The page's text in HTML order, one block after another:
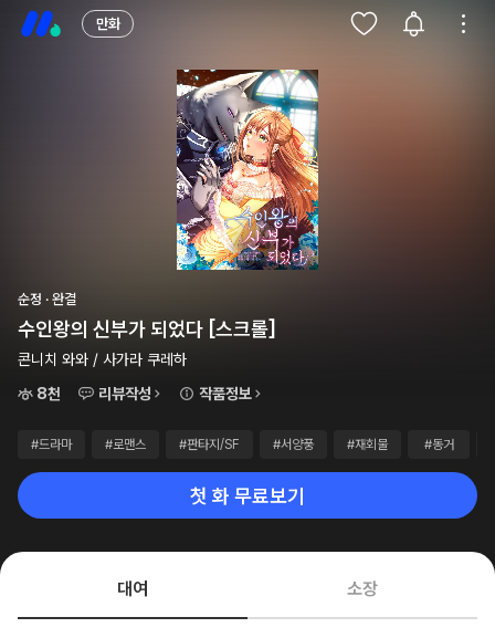
만화
순정 · 완결
수인왕의 신부가 되었다 [스크롤]
콘니치 와와 / 사가라 쿠레하
8천
리뷰작성 작품정보
#드라마 #로맨스 #판타지/SF #서양풍 #재회물 #동거
첫 화 무료보기
대여 소장